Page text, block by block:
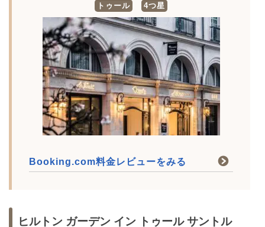
トゥール 4つ星
Booking.com料金レビューをみる
ヒルトン ガーデン イン トゥール サントル